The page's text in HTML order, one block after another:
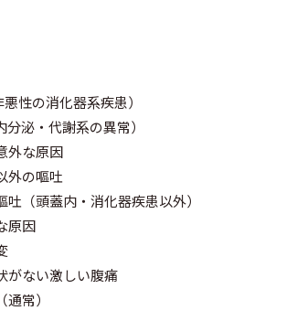
たはずです．
べましょう．
に書き込みましょう．
たら周囲と議論しましょう．
しましょう．
る」ということだったと思います．
た上での疑問点や意見は，國松史上初とな
ことにしました．詳しくは中外医学社のホ
ださい．
の消化器系疾患）
・代謝系の異常）
な原因
の嘔吐
頭蓋内・消化器疾患以外）
因
い激しい腹痛
常）